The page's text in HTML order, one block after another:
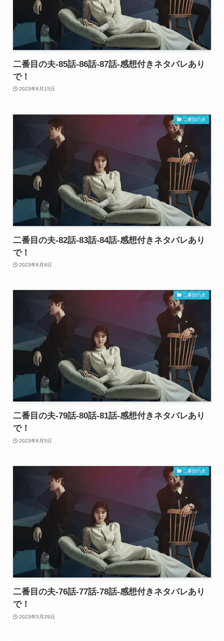
二番目の夫-85話-86話-87話-感想付きネタバレあり
で！
2023年6月15日
二番目の夫
二番目の夫-82話-83話-84話-感想付きネタバレあり
で！
2023年6月9日
二番目の夫
二番目の夫-79話-80話-81話-感想付きネタバレあり
で！
2023年6月5日
二番目の夫
二番目の夫-76話-77話-78話-感想付きネタバレあり
で！
2023年5月29日